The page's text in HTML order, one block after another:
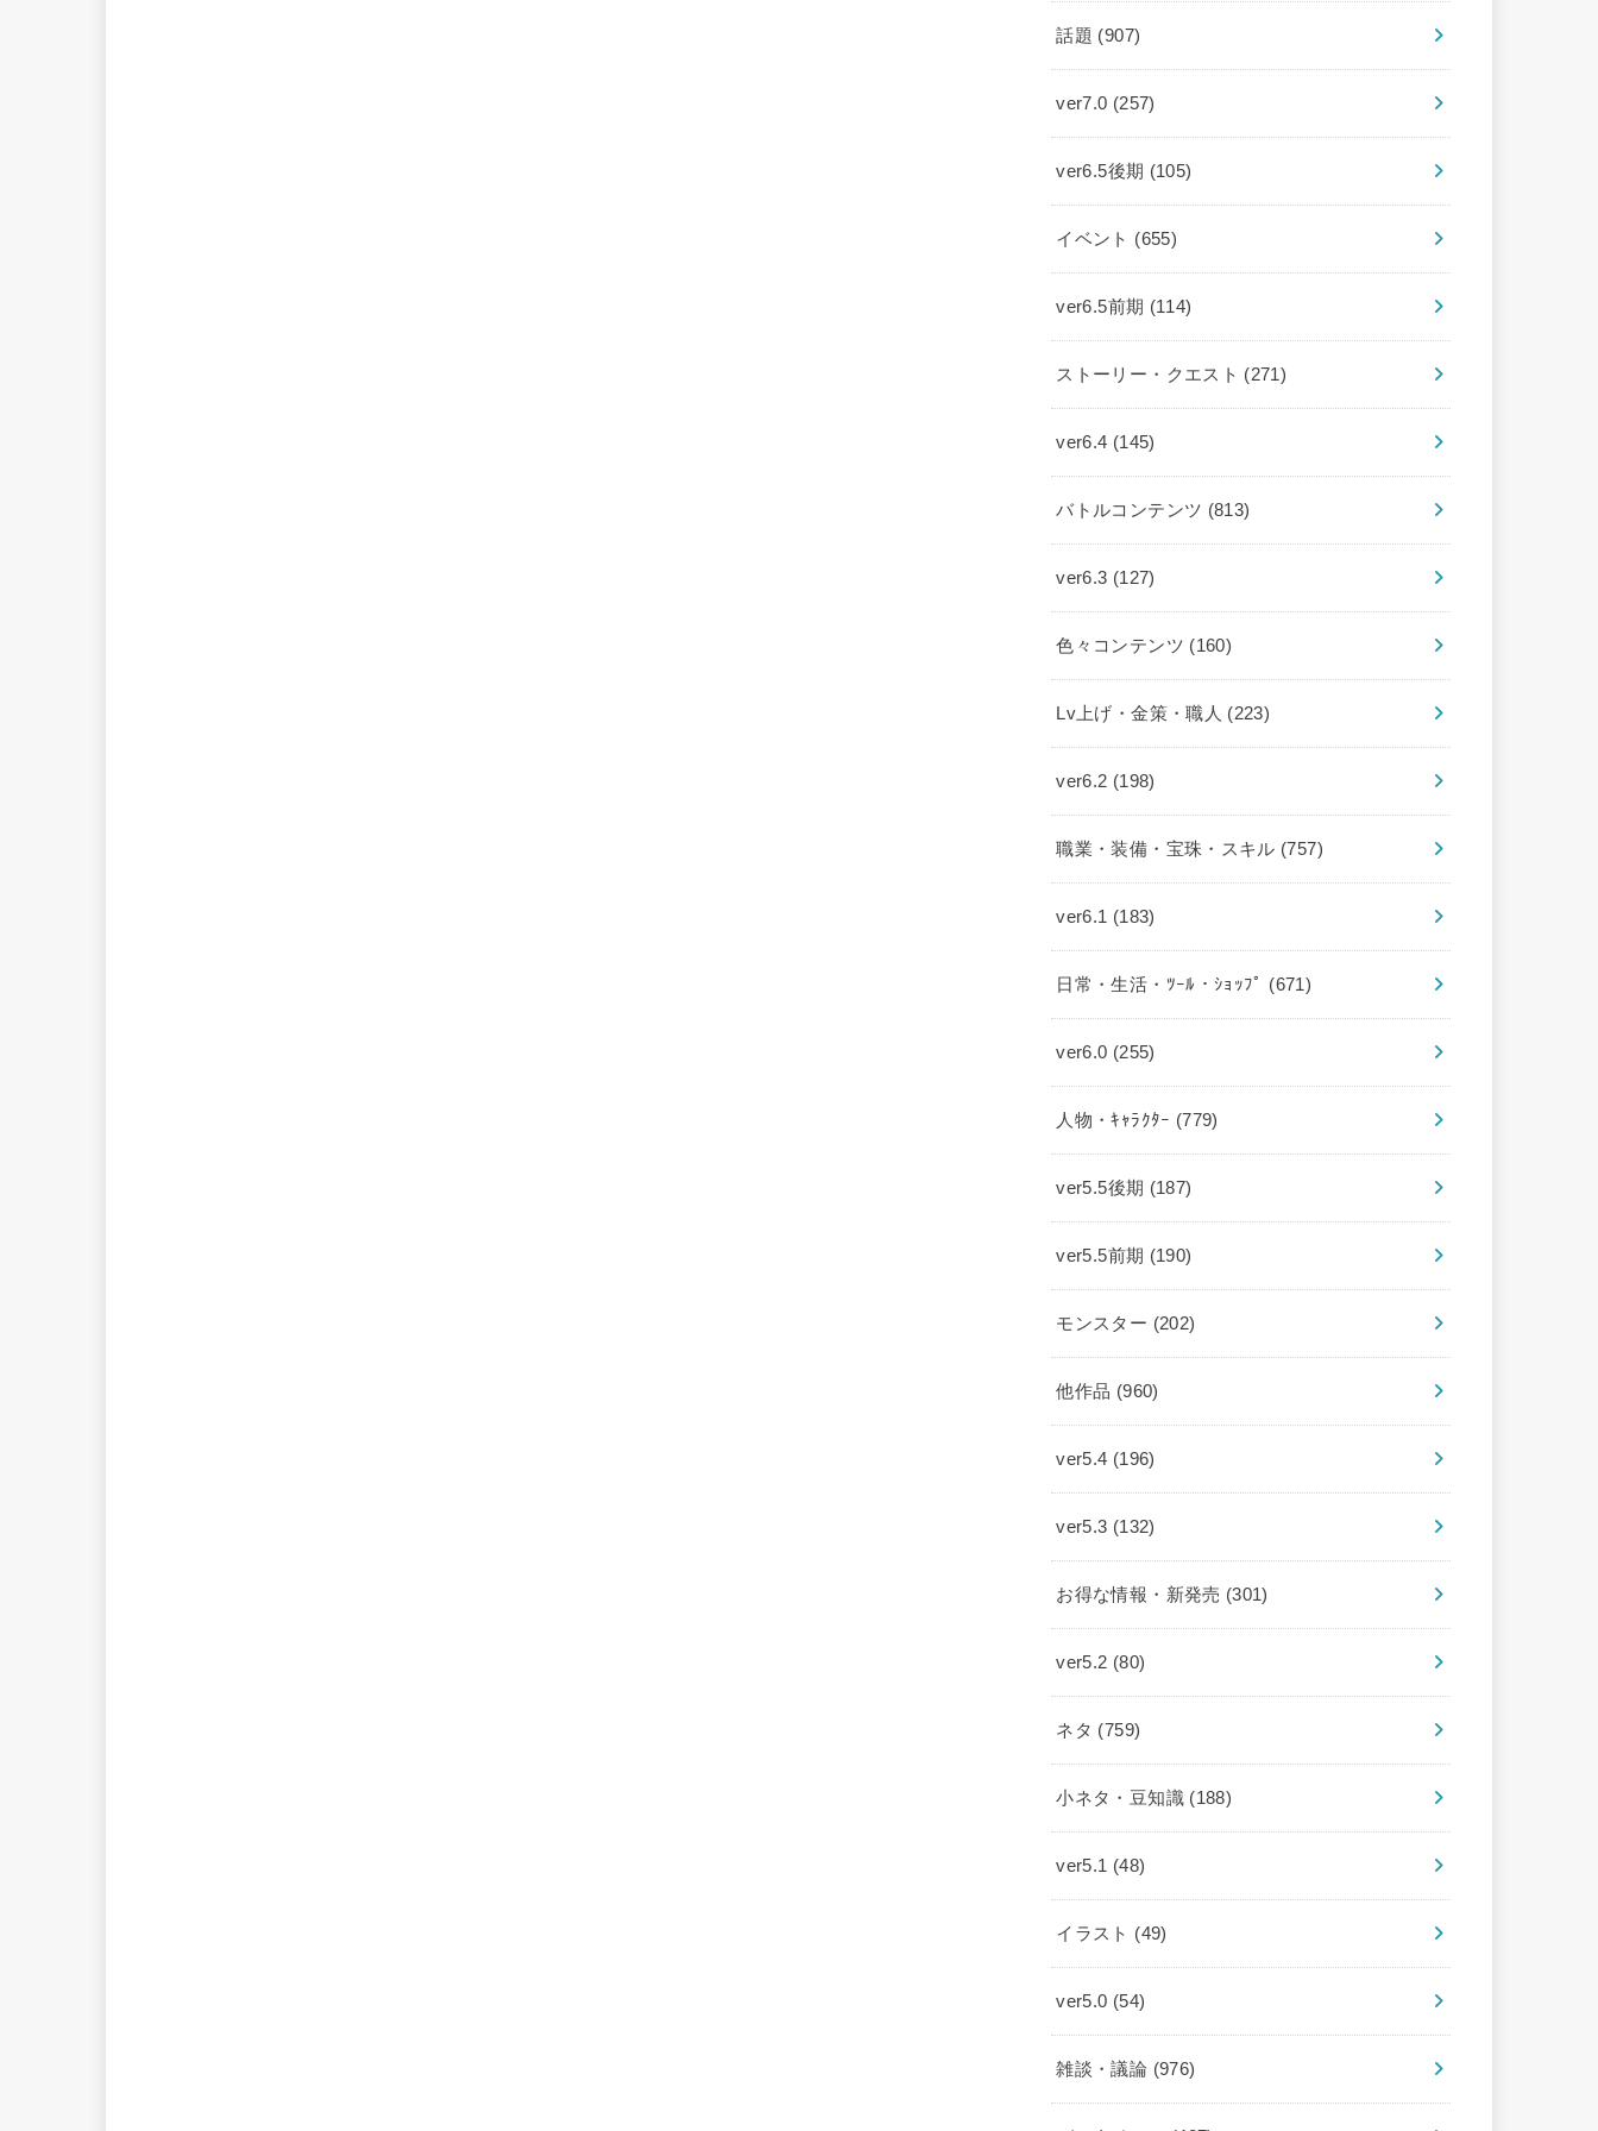
話題 (907)
ver7.0 (257)
ver6.5後期 (105)
イベント (655)
ver6.5前期 (114)
ストーリー・クエスト (271)
ver6.4 (145)
バトルコンテンツ (813)
ver6.3 (127)
色々コンテンツ (160)
Lv上げ・金策・職人 (223)
ver6.2 (198)
職業・装備・宝珠・スキル (757)
ver6.1 (183)
日常・生活・ﾂｰﾙ・ｼｮｯﾌﾟ (671)
ver6.0 (255)
人物・ｷｬﾗｸﾀｰ (779)
ver5.5後期 (187)
ver5.5前期 (190)
モンスター (202)
他作品 (960)
ver5.4 (196)
ver5.3 (132)
お得な情報・新発売 (301)
ver5.2 (80)
ネタ (759)
小ネタ・豆知識 (188)
ver5.1 (48)
イラスト (49)
ver5.0 (54)
雑談・議論 (976)